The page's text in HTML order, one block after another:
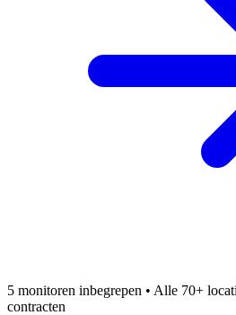
5 monitoren inbegrepen • Alle 70+
contracten